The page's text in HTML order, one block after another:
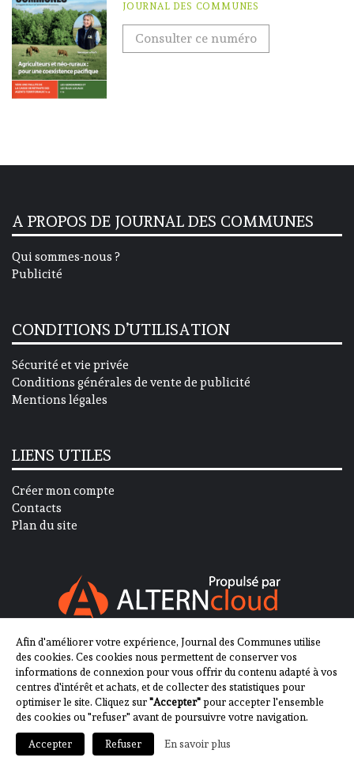
JOURNAL DES COMMUNES
Consulter ce numéro
A PROPOS DE JOURNAL DES COMMUNES
Qui sommes-nous ?
Publicité
CONDITIONS D’UTILISATION
Sécurité et vie privée
Conditions générales de vente de publicité
Mentions légales
LIENS UTILES
Créer mon compte
Contacts
Plan du site
SUIVEZ-NOUS SUR
2013-2023 - Journal des Communes ©
Afin d'améliorer votre expérience, Journal des Communes utilise
des cookies. Ces cookies nous permettent de conserver vos
informations de connexion pour vous offrir du contenu adapté à vos
centres d'intérêt et achats, et de collecter des statistiques pour
optimiser le site. Cliquez sur"Accepter"pour accepter l'ensemble
des cookies ou "refuser" avant de poursuivre votre navigation.
Accepter Refuser En savoir plus